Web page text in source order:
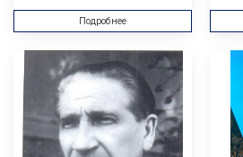
Подробнее